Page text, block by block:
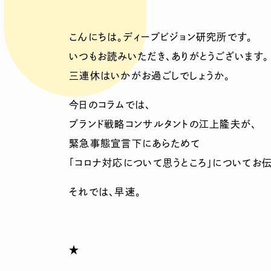
こんにちは。ディープビジョン研究所です。
いつもお読みいただき、ありがとうございます。
三連休はいかがお過ごしでしょうか。
今日のコラムでは、
ブランド戦略コンサルタントの江上隆夫が、
緊急事態宣言下にあらためて
「コロナ対応について思うところ」についてお
それでは、早速。
★